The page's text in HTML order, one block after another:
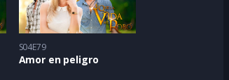
S04E79
Amor en peligro